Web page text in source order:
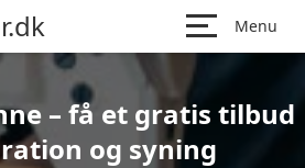
Menu
– få et gratis tilbud
og syning